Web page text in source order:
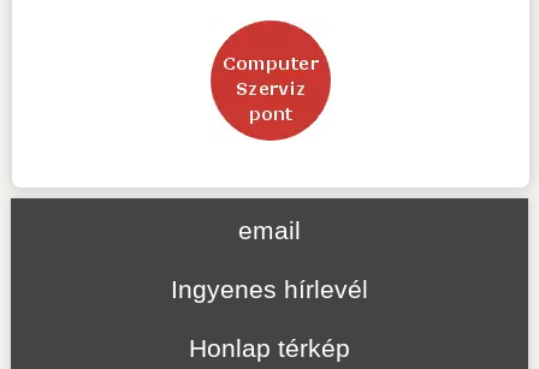
email
Ingyenes hírlevél
Honlap térkép